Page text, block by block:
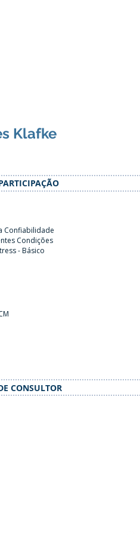
Klafke
Confiabilidade
Condições
- Básico
CONSULTOR